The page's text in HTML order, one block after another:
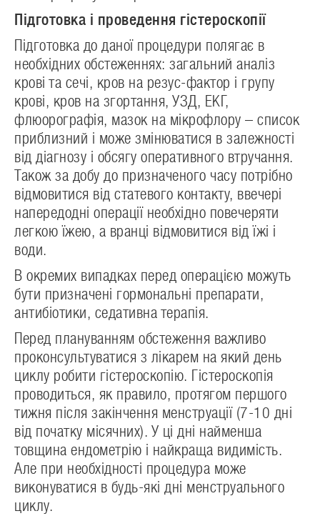
Підготовка і проведення гістероскопії
Підготовка до даної процедури полягає в
необхідних обстеженнях: загальний аналіз
крові та сечі, кров на резус-фактор і групу
крові, кров на згортання, УЗД, ЕКГ,
флюорографія, мазок на мікрофлору – список
приблизний і може змінюватися в залежності
від діагнозу і обсягу оперативного втручання.
Також за добу до призначеного часу потрібно
відмовитися від статевого контакту, ввечері
напередодні операції необхідно повечеряти
легкою їжею, а вранці відмовитися від їжі і
води.
В окремих випадках перед операцією можуть
бути призначені гормональні препарати,
антибіотики, седативна терапія.
Перед плануванням обстеження важливо
проконсультуватися з лікарем на який день
циклу робити гістероскопію. Гістероскопія
проводиться, як правило, протягом першого
тижня після закінчення менструації (7-10 дні
від початку місячних). У ці дні найменша
товщина ендометрію і найкраща видимість.
Але при необхідності процедура може
виконуватися в будь-які дні менструального
циклу.